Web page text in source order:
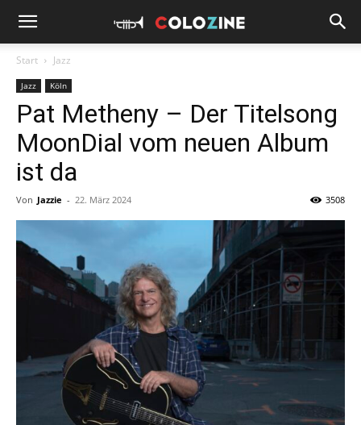
Start Jazz
Jazz Köln
Pat Metheny – Der Titelsong
MoonDial vom neuen Album
ist da
Von Jazzie - 22. März 2024 3508